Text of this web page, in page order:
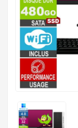
Mesure
Tout-
Mémoires